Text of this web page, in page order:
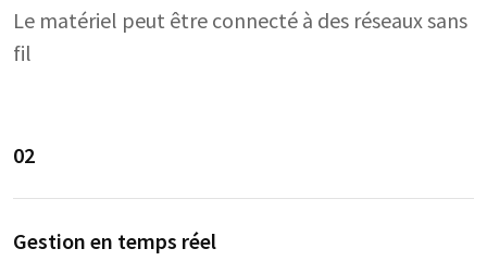
Le matériel peut être connecté à des réseaux sans
fil
02
Gestion en temps réel